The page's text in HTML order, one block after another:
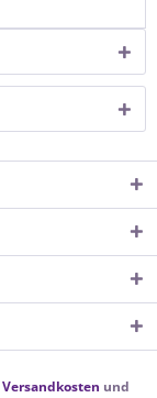
Versandkosten und